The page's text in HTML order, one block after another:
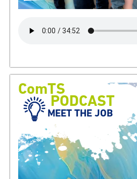
ComTS
PODCAST
MEET THE JOB